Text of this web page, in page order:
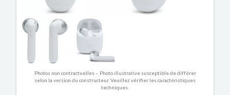
Photos non contractuelles – Photo illustrative susceptible de différer
selon la version du constructeur. Veuillez vérifier les caractéristiques
techniques.